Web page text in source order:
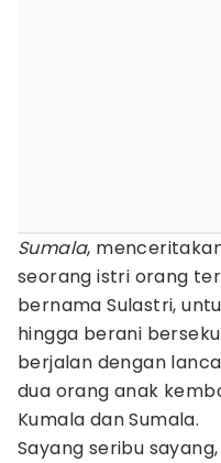
Sumala,
seorang istri orang
bernama Sulastri,
hingga berani
berjalan dengan
dua orang anak
Kumala dan Sumala.
Sayang seribu